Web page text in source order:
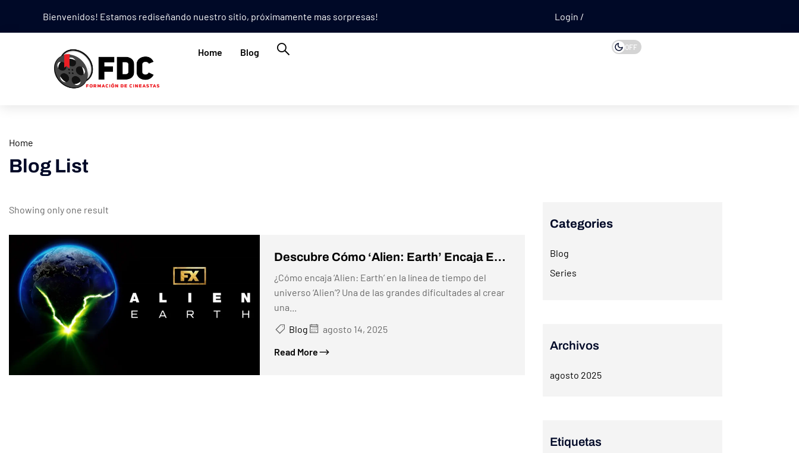
Bienvenidos! Estamos rediseñando nuestro sitio, próximamente mas sorpresas! Login
Home Blog OFF
Home
Blog List
Showing only one result
Descubre Cómo ‘Alien: Earth’ Encaja En
#AlienEarth #FX
¿Cómo encaja ‘Alien: Earth’ en la línea de tiempo del
universo ‘Alien’? Una de las grandes dificultades al crear
una...
Blog
agosto 14, 2025
Read More
Categories
Blog
Series
Archivos
agosto 2025
Etiquetas